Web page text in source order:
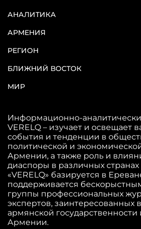
АНАЛИТИКА
АРМЕНИЯ
РЕГИОН
БЛИЖНИЙ ВОСТОК
МИР
Информационно-
VERELQ – изучает и освещает
события и тенденции в
политической и
Армении, а также роль и
диаспоры в различных
«VERELQ» базируется в
поддерживается
группы профессиональных
экспертов, заинтересованных
армянской
Армении.